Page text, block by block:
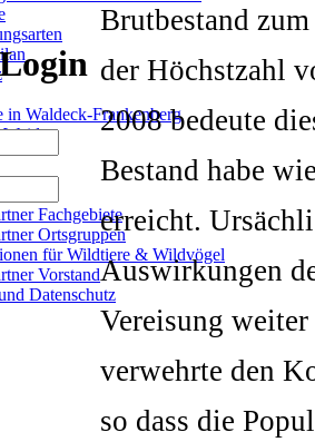
in Waldeck-Frankenberg
Fachgebiete
Ortsgruppen
für Wildtiere & Wildvögel
Vorstand
Datenschutz
Brutbestand
der Höchstzahl
2008 bedeute
Bestand habe
erreicht.
Auswirkungen
Vereisung weiter
verwehrte den
so dass die